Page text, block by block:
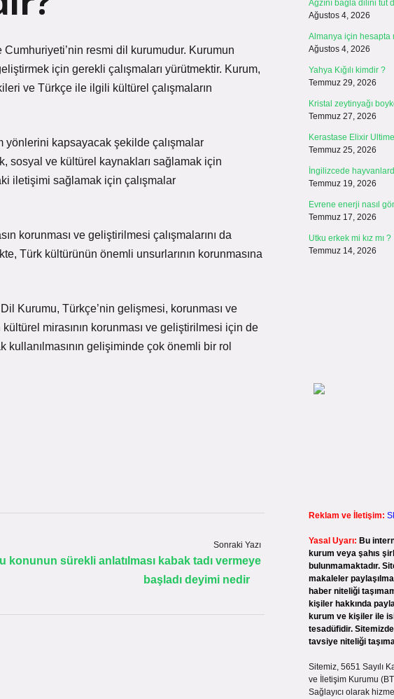
Cumhuriyeti’nin resmi dil kurumudur. Kurumun
için gerekli çalışmaları yürütmektir. Kurum,
ve Türkçe ile ilgili kültürel çalışmaların
yönlerini kapsayacak şekilde çalışmalar
sosyal ve kültürel kaynakları sağlamak için
iletişimi sağlamak için çalışmalar
korunması ve geliştirilmesi çalışmalarını da
Türk kültürünün önemli unsurlarının korunmasına
Kurumu, Türkçe’nin gelişmesi, korunması ve
mirasının korunması ve geliştirilmesi için de
gelişiminde çok önemli bir rol
Sonraki Yazı
konunun sürekli anlatılması kabak tadı vermeye
başladı deyimi nedir
Ağzını bağla dilini tut
Ağustos 4, 2026
Almanya için hesapta
Ağustos 4, 2026
Yahya Kığılı kimdir ?
Temmuz 29, 2026
Kristal zeytinyağı
Temmuz 27, 2026
Kerastase Elixir
Temmuz 25, 2026
İngilizcede
Temmuz 19, 2026
Evrene enerji nasıl
Temmuz 17, 2026
Utku erkek mi kız mı ?
Temmuz 14, 2026
Reklam ve İletişim:
Yasal Uyarı: Bu
kurum veya şahıs
bulunmamaktadır.
makaleler
haber niteliği
kişiler hakkında
kurum ve kişiler ile
tesadüfidir.
tavsiye niteliği
Sitemiz, 5651 Sayılı
ve İletişim Kurumu
Sağlayıcı olarak